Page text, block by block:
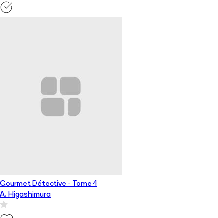
Gourmet Détective - Tome 4
A. Higashimura